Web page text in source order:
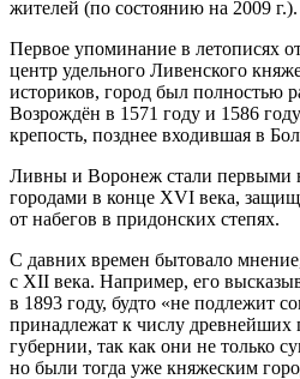
жителей (по состоянию на 2009 г.).
Первое упоминание в летописях
центр удельного Ливенского
историков, город был полностью
Возрождён в 1571 году и 1586
крепость, позднее входившая в
Ливны и Воронеж стали
городами в конце XVI века,
от набегов в придонских степях.
С давних времен бытовало
с XII века. Например, его
в 1893 году, будто «не подлежит
принадлежат к числу древнейших
губернии, так как они не только
но были тогда уже княжеским